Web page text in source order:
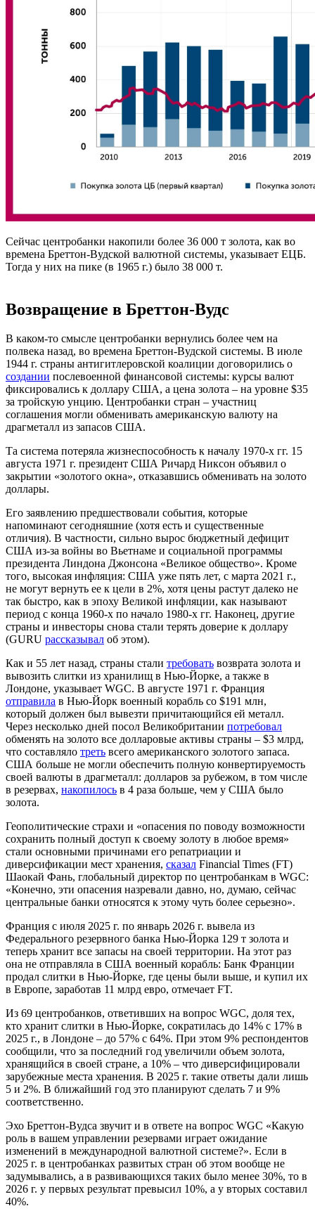
Сейчас центробанки накопили более 36 000 т золота, как во
времена Бреттон-Вудской валютной системы, указывает ЕЦБ.
Тогда у них на пике (в 1965 г.) было 38 000 т.
Возвращение в Бреттон-Вудс
В каком-то смысле центробанки вернулись более чем на
полвека назад, во времена Бреттон-Вудской системы. В июле
1944 г. страны антигитлеровской коалиции договорились о
создании послевоенной финансовой системы: курсы валют
фиксировались к доллару США, а цена золота – на уровне $35
за тройскую унцию. Центробанки стран – участниц
соглашения могли обменивать американскую валюту на
драгметалл из запасов США.
Та система потеряла жизнеспособность к началу 1970-х гг. 15
августа 1971 г. президент США Ричард Никсон объявил о
закрытии «золотого окна», отказавшись обменивать на золото
доллары.
Его заявлению предшествовали события, которые
напоминают сегодняшние (хотя есть и существенные
отличия). В частности, сильно вырос бюджетный дефицит
США из-за войны во Вьетнаме и социальной программы
президента Линдона Джонсона «Великое общество». Кроме
того, высокая инфляция: США уже пять лет, с марта 2021 г.,
не могут вернуть ее к цели в 2%, хотя цены растут далеко не
так быстро, как в эпоху Великой инфляции, как называют
период с конца 1960-х по начало 1980-х гг. Наконец, другие
страны и инвесторы снова стали терять доверие к доллару
(GURU рассказывал об этом).
Как и 55 лет назад, страны стали требовать возврата золота и
вывозить слитки из хранилищ в Нью-Йорке, а также в
Лондоне, указывает WGC. В августе 1971 г. Франция
отправила в Нью-Йорк военный корабль со $191 млн,
который должен был вывезти причитающийся ей металл.
Через несколько дней посол Великобритании потребовал
обменять на золото все долларовые активы страны – $3 млрд,
что составляло треть всего американского золотого запаса.
США больше не могли обеспечить полную конвертируемость
своей валюты в драгметалл: долларов за рубежом, в том числе
в резервах, накопилось в 4 раза больше, чем у США было
золота.
Геополитические страхи и «опасения по поводу возможности
сохранить полный доступ к своему золоту в любое время»
стали основными причинами его репатриации и
диверсификации мест хранения, сказал Financial Times (FT)
Шаокай Фань, глобальный директор по центробанкам в WGC:
«Конечно, эти опасения назревали давно, но, думаю, сейчас
центральные банки относятся к этому чуть более серьезно».
Франция с июля 2025 г. по январь 2026 г. вывела из
Федерального резервного банка Нью-Йорка 129 т золота и
теперь хранит все запасы на своей территории. На этот раз
она не отправляла в США военный корабль: Банк Франции
продал слитки в Нью-Йорке, где цены были выше, и купил их
в Европе, заработав 11 млрд евро, отмечает FT.
Из 69 центробанков, ответивших на вопрос WGC, доля тех,
кто хранит слитки в Нью-Йорке, сократилась до 14% с 17% в
2025 г., в Лондоне – до 57% с 64%. При этом 9% респондентов
сообщили, что за последний год увеличили объем золота,
хранящийся в своей стране, а 10% – что диверсифицировали
зарубежные места хранения. В 2025 г. такие ответы дали лишь
5 и 2%. В ближайший год это планируют сделать 7 и 9%
соответственно.
Эхо Бреттон-Вудса звучит и в ответе на вопрос WGC «Какую
роль в вашем управлении резервами играет ожидание
изменений в международной валютной системе?». Если в
2025 г. в центробанках развитых стран об этом вообще не
задумывались, а в развивающихся таких было менее 30%, то в
2026 г. у первых результат превысил 10%, а у вторых составил
40%.